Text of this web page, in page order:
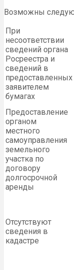
Возможны
При
несоответствии
сведений органа
Росреестра и
сведений в
предоставленных
заявителем
бумагах
Предоставление
органом
местного
самоуправления
земельного
участка по
договору
долгосрочной
аренды
Отсутствуют
сведения в
кадастре